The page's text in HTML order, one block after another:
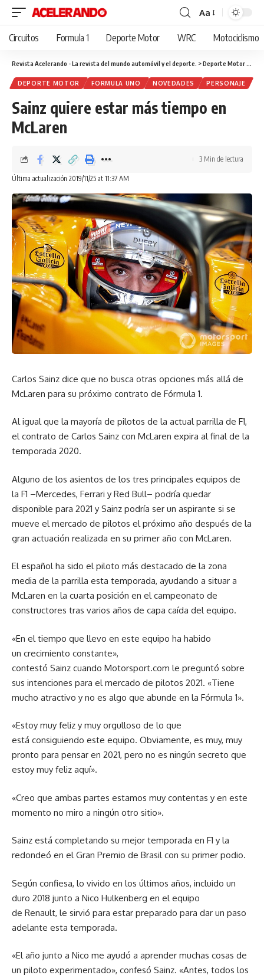
Cambiar
tamaño
fuente
Aa
Circuitos Formula 1 Deporte Motor WRC Motociclismo
Revista Acelerando - La revista del mundo automóvil y el deporte. >Deporte Motor
DEPORTE MOTOR FORMULA UNO NOVEDADES PERSONAJE
Sainz quiere estar más tiempo en
McLaren
Última actualización 2019/11/25 at 11:37 AM
3 Min de lectura
Carlos Sainz dice que no busca otras opciones más allá de
McLaren para su próximo contrato de Fórmula 1.
Al igual que la mayoría de pilotos de la actual parrilla de F1,
el contrato de Carlos Sainz con McLaren expira al final de la
temporada 2020.
Alguno de los asientos de los tres principales equipos de
la F1 –Mercedes, Ferrari y Red Bull– podría quedar
disponible para 2021 y Sainz podría ser un aspirante si se
mueve el mercado de pilotos el próximo año después de la
gran actuación realizada en su primer año con McLaren.
El español ha sido el piloto más destacado de la zona
media de la parrilla esta temporada, ayudando a situar a
McLaren en la cuarta posición en el campeonato de
constructores tras varios años de capa caída del equipo.
«En el tiempo que llevo en este equipo ha habido
un crecimiento constante»,
contestó Sainz cuando Motorsport.com le preguntó sobre
sus intenciones para el mercado de pilotos 2021. «Tiene
mucho atractivo y no es algo que abunde en la Fórmula 1».
«Estoy muy feliz y muy orgulloso de lo que
está consiguiendo este equipo. Obviamente, es muy, muy
pronto para pensar en 2021, pero no es ningún secreto que
estoy muy feliz aquí».
«Creo que ambas partes estamos muy contentas y en este
momento no miro a ningún otro sitio».
Sainz está completando su mejor temporada en F1 y la
redondeó en el Gran Premio de Brasil con su primer podio.
Según confiesa, lo vivido en los últimos años, incluido un
duro 2018 junto a Nico Hulkenberg en el equipo
de Renault, le sirvió para estar preparado para dar un paso
adelante esta temporada.
«El año junto a Nico me ayudó a aprender muchas cosas de
un piloto experimentado», confesó Sainz. «Antes, todos los